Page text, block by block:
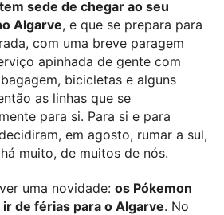
sede de chegar ao seu
Algarve, e que se prepara para
com uma breve paragem
apinhada de gente com
bicicletas e alguns
as linhas que se
para si. Para si e para
em agosto, rumar a sul,
muito, de muitos de nós.
uma novidade: os Pókemon
de férias para o Algarve. No